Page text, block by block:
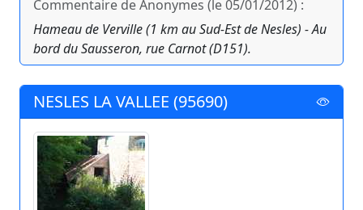
Commentaire de Anonymes (le 05/01/2012) :
Hameau de Verville (1 km au Sud-Est de Nesles) - Au
bord du Sausseron, rue Carnot (D151).
NESLES LA VALLEE (95690)